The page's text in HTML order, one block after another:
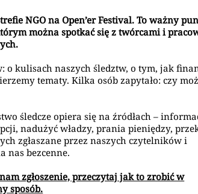
NGO na Open’er Festival. To ważny
można spotkać się z twórcami i
o kulisach naszych śledztw, o tym, jak
tematy. Kilka osób zapytało: czy
śledcze opiera się na źródłach –
nadużyć władzy, prania pieniędzy,
zgłaszane przez naszych czytelników i
nas bezcenne.
zgłoszenie, przeczytaj jak to zrobić w
sposób.